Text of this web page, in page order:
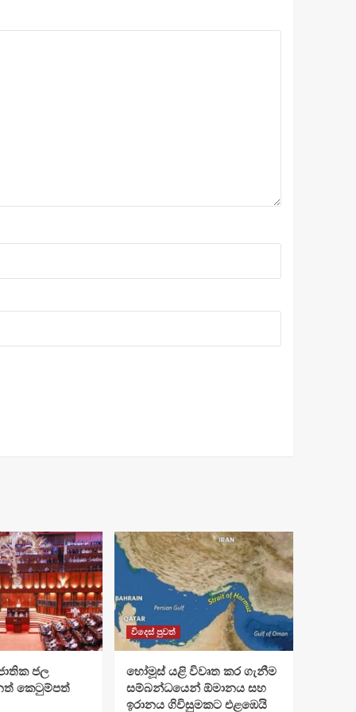
ජල
කෙටුම්පත්
විදෙස් පුවත්
හෝමූස් යළි විවෘත කර ගැනීම
සම්බන්ධයෙන් ඕමානය සහ
ඉරානය ගිවිසුමකට එළඹෙයි